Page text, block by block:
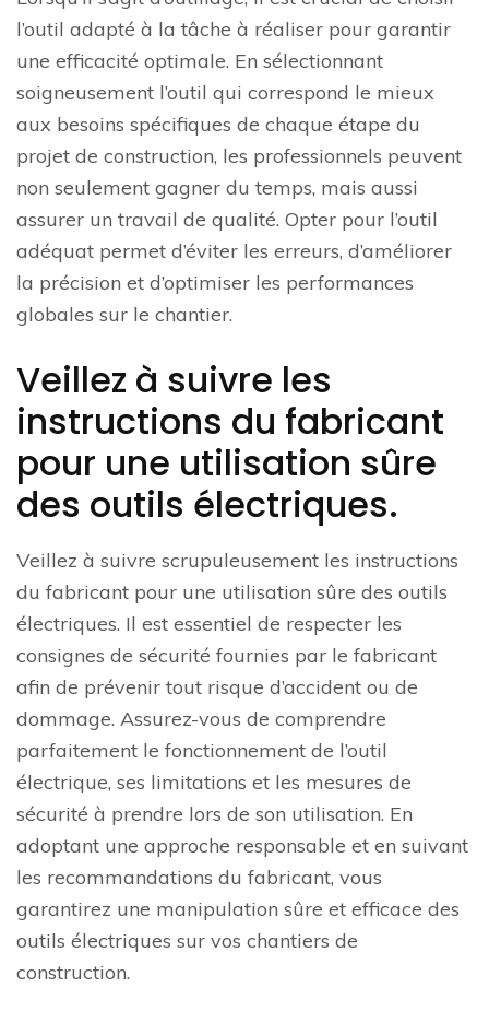
l’outil adapté à la tâche à réaliser pour garantir
une efficacité optimale. En sélectionnant
soigneusement l’outil qui correspond le mieux
aux besoins spécifiques de chaque étape du
projet de construction, les professionnels peuvent
non seulement gagner du temps, mais aussi
assurer un travail de qualité. Opter pour l’outil
adéquat permet d’éviter les erreurs, d’améliorer
la précision et d’optimiser les performances
globales sur le chantier.
Veillez à suivre les
instructions du fabricant
pour une utilisation sûre
des outils électriques.
Veillez à suivre scrupuleusement les instructions
du fabricant pour une utilisation sûre des outils
électriques. Il est essentiel de respecter les
consignes de sécurité fournies par le fabricant
afin de prévenir tout risque d’accident ou de
dommage. Assurez-vous de comprendre
parfaitement le fonctionnement de l’outil
électrique, ses limitations et les mesures de
sécurité à prendre lors de son utilisation. En
adoptant une approche responsable et en suivant
les recommandations du fabricant, vous
garantirez une manipulation sûre et efficace des
outils électriques sur vos chantiers de
construction.